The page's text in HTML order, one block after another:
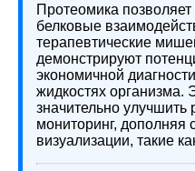
Протеомика позволяет
белковые
терапевтические
демонстрируют
экономичной
жидкостях организма.
значительно
мониторинг,
визуализации, такие